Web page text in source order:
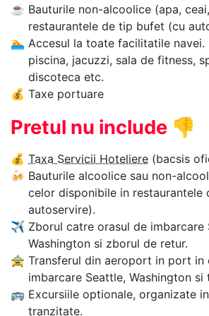
☕ Bauturile non-alcoolice (apa,
restaurantele de tip bufet (cu
🏊‍ Accesul la toate facilitatile navei.
piscina, jacuzzi, sala de fitness,
discoteca etc.
💰 Taxe portuare
Pretul nu include 👎
💰 Taxa Servicii Hoteliere (bacsis
🍻 Bauturile alcoolice sau non-
celor disponibile in restaurantele
autoservire).
✈ Zborul catre orasul de imbarcare
Washington si zborul de retur.
🚖 Transferul din aeroport in port in
imbarcare Seattle, Washington si
🚌 Excursiile optionale, organizate
tranzitate.